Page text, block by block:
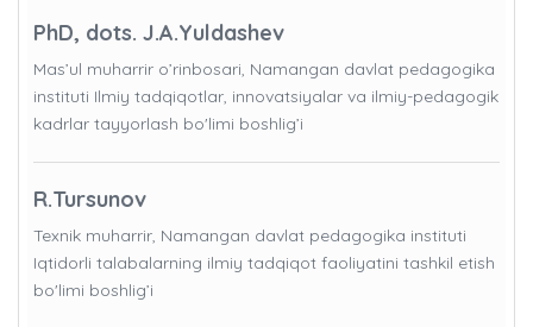
PhD, dots. J.A.Yuldashev
Mas’ul muharrir o’rinbosari, Namangan davlat pedagogika
instituti Ilmiy tadqiqotlar, innovatsiyalar va ilmiy-pedagogik
kadrlar tayyorlash bo'limi boshlig’i
R.Tursunov
Texnik muharrir, Namangan davlat pedagogika instituti
Iqtidorli talabalarning ilmiy tadqiqot faoliyatini tashkil etish
bo'limi boshlig’i